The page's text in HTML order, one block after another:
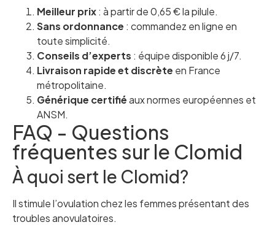
Meilleur prix: à partir de 0,65 € la pilule.
Sans ordonnance : commandez en ligne en
toute simplicité.
Conseils d’experts : équipe disponible 6 j/7.
Livraison rapide et discrète en France
métropolitaine.
Générique certifiéaux normes européennes et
ANSM.
FAQ - Questions
fréquentes sur le Clomid
À quoi sert le Clomid?
Il stimule l’ovulation chez les femmes présentant des
troubles anovulatoires.